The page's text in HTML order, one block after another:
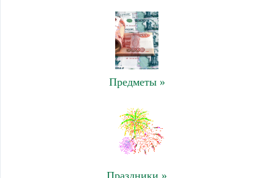
Предметы »
Праздники »